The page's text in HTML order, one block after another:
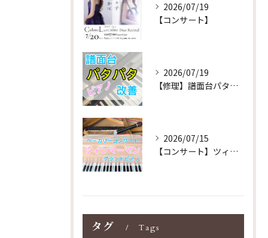
2026/07/19
【コンサート】
2026/07/19
【修理】譜面台パタパタを改善！ストレス解消！
2026/07/15
【コンサート】ツィンマーマンのグランドピアノ♪木目猫足グラン...
タグ Tags